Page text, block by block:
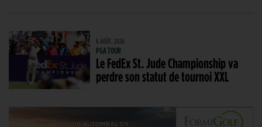
6 AOÛT. 2026
PGA TOUR
Le FedEx St. Jude Championship va
perdre son statut de tournoi XXL